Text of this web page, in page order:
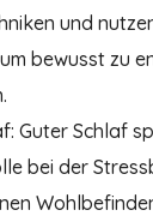
und
bewusst zu
Guter Schlaf
bei der